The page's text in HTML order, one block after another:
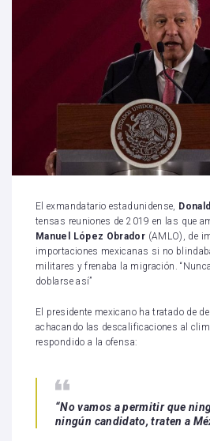
El exmandatario estadunidense,
tensas reuniones de 2019 en las que
Manuel López Obrador (AMLO), de
importaciones mexicanas si no
militares y frenaba la migración.
doblarse así”
El presidente mexicano ha tratado de
achacando las descalificaciones al
respondido a la ofensa:
“No vamos a permitir que
ningún candidato, traten a